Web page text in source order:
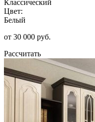
Классический
Цвет:
Белый
от 30 000 руб.
Рассчитать